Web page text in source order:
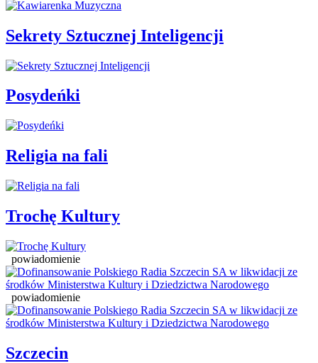
Sekrety Sztucznej Inteligencji
Posydeńki
Religia na fali
Trochę Kultury
powiadomienie
powiadomienie
Szczecin